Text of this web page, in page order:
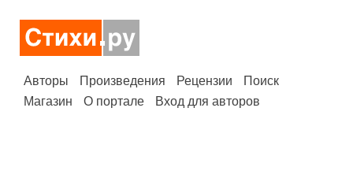
Авторы Произведения Рецензии
Поиск
Магазин
О портале Вход для авторов